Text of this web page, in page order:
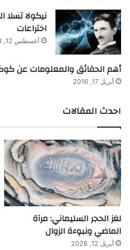
اختراعات
أغسطس 12, 2018
أهم الحقائق والمعلومات عن
أبريل 17, 2016
احدث المقالات
لغز الحجر السليماني: مرآة
الماضي ونبوءة الزوال
أبريل 12, 2026